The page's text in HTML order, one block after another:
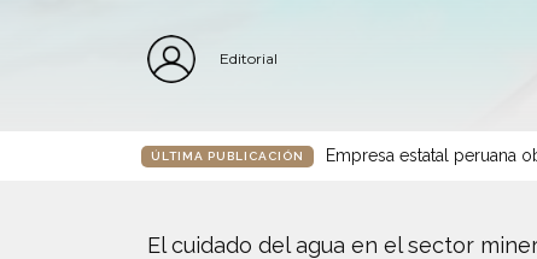
Editorial
ÚLTIMA PUBLICACIÓN Empresa estatal peruana
El cuidado del agua en el sector